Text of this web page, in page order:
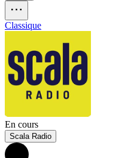
Classique
En cours
Scala Radio